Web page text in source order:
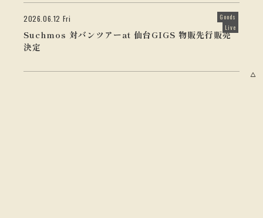
2026.06.12 Fri
Goods
Live
Suchmos 対バンツアーat 仙台GIGS 物販先行販売
決定